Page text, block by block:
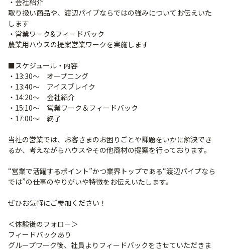
取り扱い商品や、渡辺パイプならではの強みについてお伝えいた
します
・営業ワーク&フィードバック
農業用ハウスの提案営業ワークを実施します
■スケジュール・内容
・13:30～ オープニング
・13:40～ アイスブレイク
・14:20～ 会社紹介
・15:10～ 営業ワーク＆フィードバック
・17:00～ 終了
当社の営業では、お客さまのお困りごとや課題をいかに解決でき
るか、考えながらハウスやその他商材の提案を行っております。
“営業で活躍するポイント”かつ業界トップである“渡辺パイプなら
では”の仕事のやりがいや特徴をお伝えいたします。
ぜひお気軽にご参加ください！
＜体験後のフォロー＞
フィードバックあり
グループワーク後、社員よりフィードバックをさせていただきま